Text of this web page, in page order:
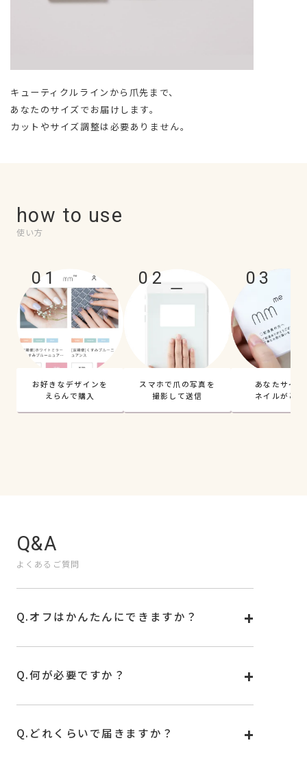
キューティクルラインから爪先まで、
あなたのサイズでお届けします。
カットやサイズ調整は必要ありません。
how to use
使い方
01
お好きなデザインを
えらんで購入
02
スマホで爪の写真を
撮影して送信
03
あなたサイ
ネイルがと
Q&A
よくあるご質問
Q.オフはかんたんにできますか？
で外せます。詳しい使い方はこちらをご覧くださ
Q.何が必要ですか？
お手持ちのUV/LEDランプもお使いいただけます。
Q. どれくらいで届きますか？